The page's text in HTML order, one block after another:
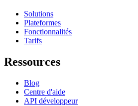
Solutions
Plateformes
Fonctionnalités
Tarifs
Ressources
Blog
Centre d'aide
API développeur